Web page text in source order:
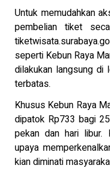
Untuk memudahkan
pembelian tiket
seperti Kebun Raya
dilakukan langsung
terbatas.
Khusus Kebun Raya
dipatok Rp733 bagi
pekan dan hari libur.
upaya
kian diminati